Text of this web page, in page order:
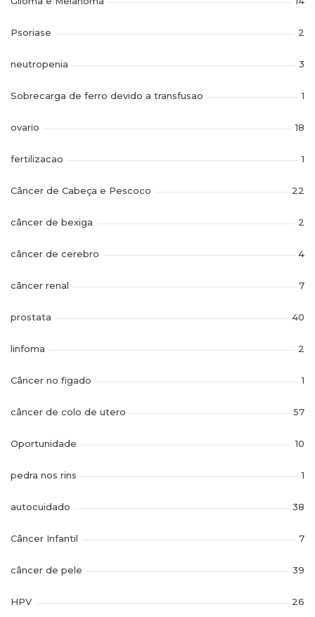
Psoriase 2
neutropenia 3
Sobrecarga de ferro devido a transfusao 1
ovario 18
fertilizacao 1
Câncer de Cabeça e Pescoco 22
câncer de bexiga 2
câncer de cerebro 4
câncer renal 7
prostata 40
linfoma 2
Câncer no figado 1
câncer de colo de utero 57
Oportunidade 10
pedra nos rins 1
autocuidado 38
Câncer Infantil 7
câncer de pele 39
HPV 26